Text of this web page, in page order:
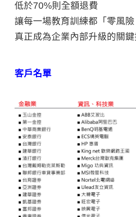
低於70%則全額退費
讓每一場教育訓練都「零風險
真正成為企業內部升級的關
客戶名單